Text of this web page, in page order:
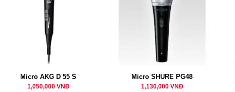
Micro AKG D 55 S
1,050,000 VNĐ
Micro SHURE PG48
1,130,000 VNĐ